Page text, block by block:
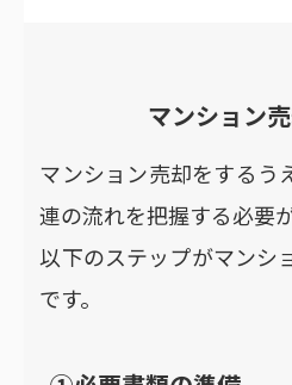
マンション
マンション売却をするう
連の流れを把握する必要
以下のステップがマンシ
です。